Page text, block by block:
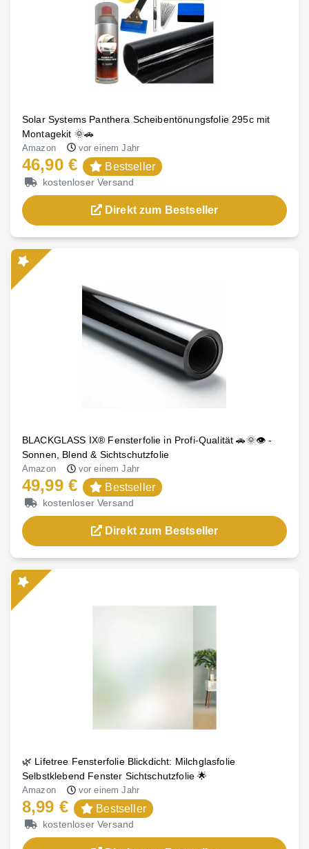
Solar Systems Panthera Scheibentönungsfolie 295c mit
Montagekit 🌞🚗
Amazon vor einem Jahr
46,90 € Bestseller
kostenloser Versand
Direkt zum Bestseller
BLACKGLASS IX® Fensterfolie in Profi-Qualität 🚗🌞👁️ -
Sonnen, Blend & Sichtschutzfolie
Amazon vor einem Jahr
49,99 € Bestseller
kostenloser Versand
Direkt zum Bestseller
🌿 Lifetree Fensterfolie Blickdicht: Milchglasfolie
Selbstklebend Fenster Sichtschutzfolie 🌟
Amazon vor einem Jahr
8,99 € Bestseller
kostenloser Versand